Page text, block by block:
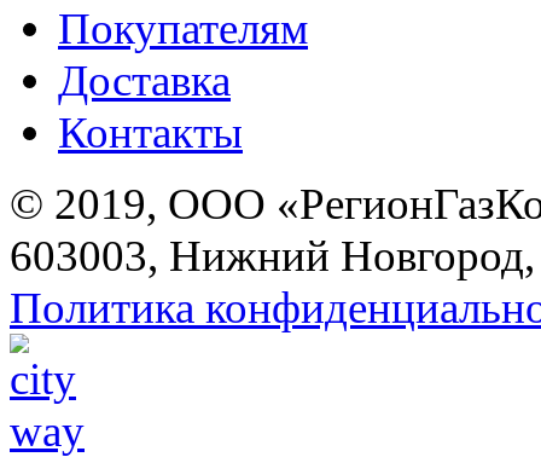
Покупателям
Доставка
Контакты
© 2019, ООО
603003, Нижний
Политика